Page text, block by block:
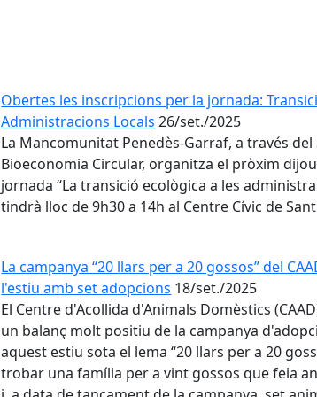
Obertes les inscripcions per la jornada:
Administracions Locals 26/set./2025
La Mancomunitat Penedès-Garraf, a través del
Bioeconomia Circular, organitza el pròxim
jornada “La transició ecològica a les
tindrà lloc de 9h30 a 14h al Centre Cívic de
La campanya “20 llars per a 20 gossos” del
l'estiu amb set adopcions 18/set./2025
El Centre d'Acollida d'Animals Domèstics
un balanç molt positiu de la campanya
aquest estiu sota el lema “20 llars per a 20
trobar una família per a vint gossos que feia